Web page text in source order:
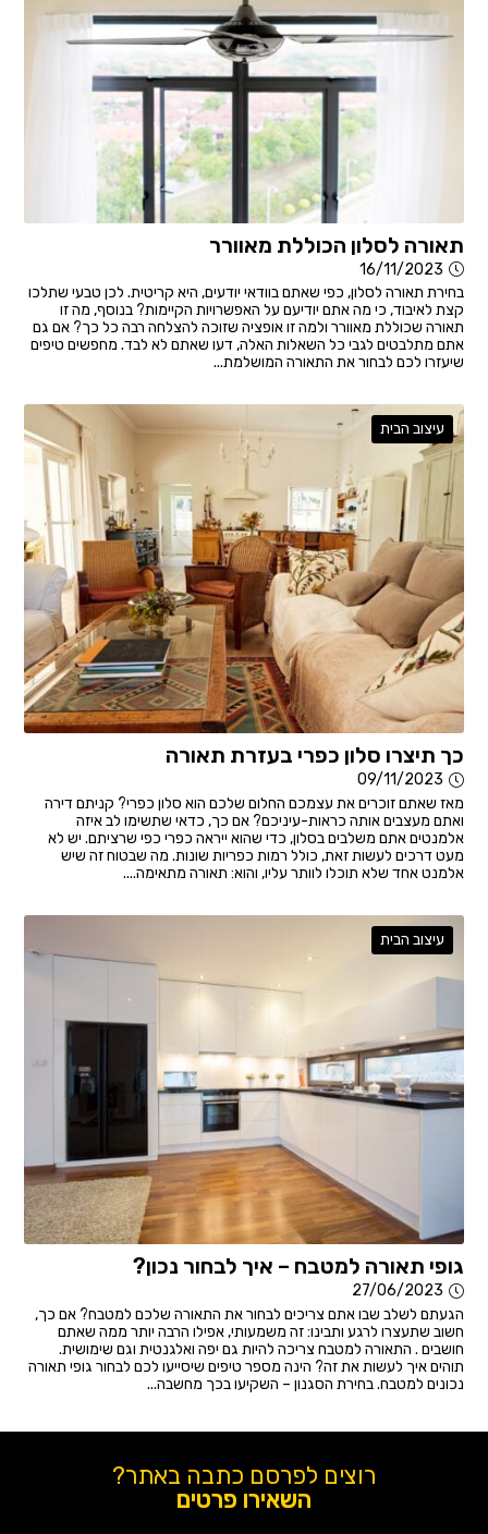
תאורה לסלון הכוללת מאוורר
16/11/2023
בחירת תאורה לסלון, כפי שאתם בוודאי יודעים, היא קריטית. לכן טבעי שתלכו
קצת לאיבוד, כי מה אתם יודיעם על האפשרויות הקיימות? בנוסף, מה זו
תאורה שכוללת מאוורר ולמה זו אופציה שזוכה להצלחה רבה כל כך? אם גם
אתם מתלבטים לגבי כל השאלות האלה, דעו שאתם לא לבד. מחפשים טיפים
שיעזרו לכם לבחור את התאורה המושלמת...
עיצוב הבית
כך תיצרו סלון כפרי בעזרת תאורה
09/11/2023
מאז שאתם זוכרים את עצמכם החלום שלכם הוא סלון כפרי? קניתם דירה
ואתם מעצבים אותה כראות-עיניכם? אם כך, כדאי שתשימו לב איזה
אלמנטים אתם משלבים בסלון, כדי שהוא ייראה כפרי כפי שרציתם. יש לא
מעט דרכים לעשות זאת, כולל רמות כפריות שונות. מה שבטוח זה שיש
אלמנט אחד שלא תוכלו לוותר עליו, והוא: תאורה מתאימה....
עיצוב הבית
גופי תאורה למטבח – איך לבחור נכון?
27/06/2023
הגעתם לשלב שבו אתם צריכים לבחור את התאורה שלכם למטבח? אם כך,
חשוב שתעצרו לרגע ותבינו: זה משמעותי, אפילו הרבה יותר ממה שאתם
חושבים . התאורה למטבח צריכה להיות גם יפה ואלגנטית וגם שימושית.
תוהים איך לעשות את זה? הינה מספר טיפים שיסייעו לכם לבחור גופי תאורה
נכונים למטבח. בחירת הסגנון – השקיעו בכך מחשבה...
רוצים לפרסם כתבה באתר?
השאירו פרטים